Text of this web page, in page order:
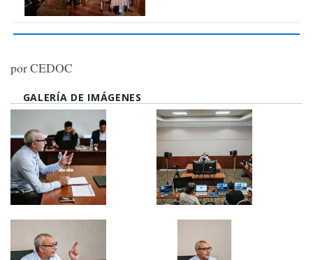
por CEDOC
GALERÍA DE IMÁGENES